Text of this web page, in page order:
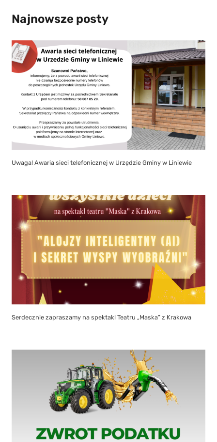
Najnowsze posty
Uwaga! Awaria sieci telefonicznej w Urzędzie Gminy w Liniewie
Serdecznie zapraszamy na spektakl Teatru „Maska” z Krakowa